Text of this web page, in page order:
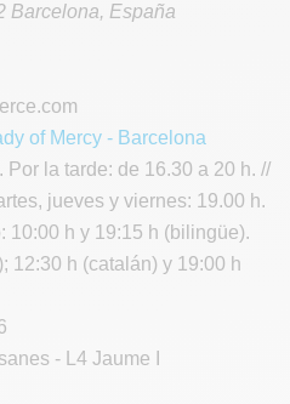
Barcelona, España
of Mercy - Barcelona
Por la tarde: de 16.30 a 20 h. //
jueves y viernes: 19.00 h.
10:00 h y 19:15 h (bilingüe).
12:30 h (catalán) y 19:00 h
- L4 Jaume I